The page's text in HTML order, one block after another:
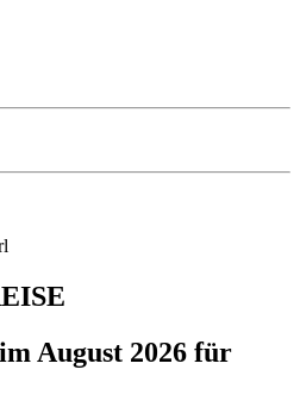
August 2026 für